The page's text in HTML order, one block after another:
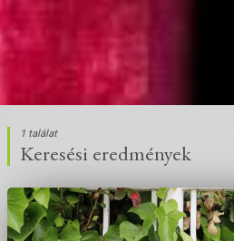
1 találat
Keresési eredmények